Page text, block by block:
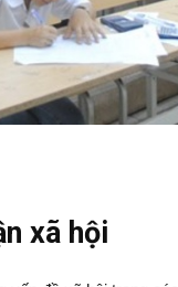
xã hội